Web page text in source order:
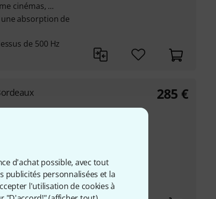
d'achat possible, avec tout
publicités personnalisées et la
l'utilisation de cookies à
cinémas, ...
absorption de
de 500 Hz
300 Hz
acoustique
285 €